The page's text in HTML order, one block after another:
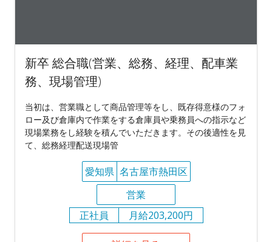
新卒 総合職(営業、総務、経理、配車業
務、現場管理)
当初は、営業職として商品管理等をし、既存得意様のフォ
ロー及び倉庫内で作業をする倉庫員や乗務員への指示など
現場業務をし経験を積んでいただきます。その後適性を見
て、総務経理配送現場管
愛知県 名古屋市熱田区
営業
正社員
月給203,200円